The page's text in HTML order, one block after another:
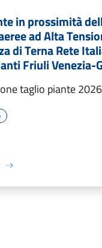
in prossimità
ad Alta
di Terna Rete
Friuli Venezia-
taglio piante